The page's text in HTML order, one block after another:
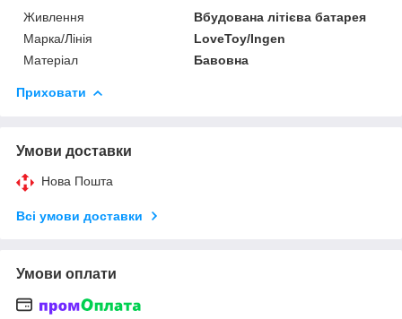
Живлення
Вбудована літієва батарея
Марка/Лінія
LoveToy/Ingen
Матеріал
Бавовна
Приховати
Умови доставки
Нова Пошта
Всі умови доставки
Умови оплати